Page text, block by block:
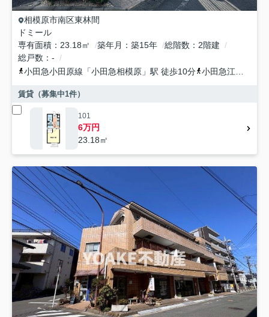
相模原市南区東林間
ドミール
専有面積
23.18㎡ 築年月 築15年 総階数
2階建
総戸数
-
小田急小田原線 「小田急相模原 」駅 徒歩10分 小田急江ノ島線
賃貸（募集中1件）
101
6万円
23.18㎡